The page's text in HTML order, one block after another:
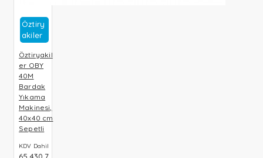
Öztiry
Akiler
Öztiryakil
er OBY
40M
Bardak
Yıkama
Makinesi,
40x40 cm
Sepetli
KDV Dahil